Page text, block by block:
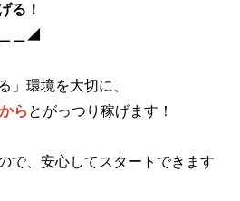
る！
＿◢
」環境を大切に、
ら とがっつり稼げます！
で、安心してスタートできます